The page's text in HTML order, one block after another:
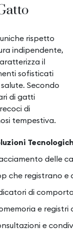
rispetto
indipendente,
il
sofisticati
Secondo
di gatti
di
tempestiva.
delle
che registrano e
di
e registri
e